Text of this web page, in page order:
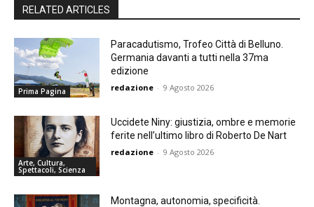
RELATED ARTICLES
Prima Pagina
Paracadutismo, Trofeo Città di Belluno.
Germania davanti a tutti nella 37ma
edizione
redazione - 9 Agosto 2026
Arte, Cultura,
Spettacoli, Scienza
Uccidete Niny: giustizia, ombre e memorie
ferite nell’ultimo libro di Roberto De Nart
redazione - 9 Agosto 2026
Montagna, autonomia, specificità.